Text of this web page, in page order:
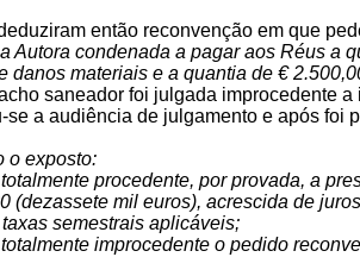
então reconvenção em que
Autora condenada a pagar aos Réus a
danos materiais e a quantia de €
saneador foi julgada improcedente
se a audiência de julgamento e após foi
o exposto:
procedente, por provada, a
(dezassete mil euros), acrescida de
semestrais aplicáveis;
improcedente o pedido